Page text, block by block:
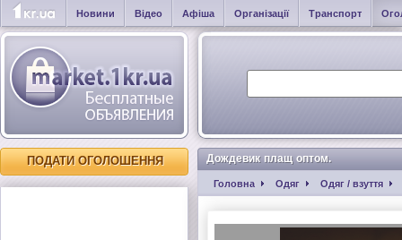
Новини Відео Афіша Організації Транспорт
ПОДАТИ ОГОЛОШЕННЯ Дождевик плащ оптом.
Головна Одяг Одяг / взуття